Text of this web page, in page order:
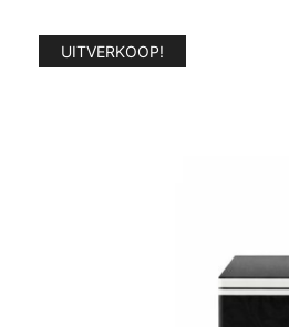
UITVERKOOP!